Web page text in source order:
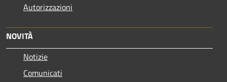
Autorizzazioni
NOVITÀ
Notizie
Comunicati